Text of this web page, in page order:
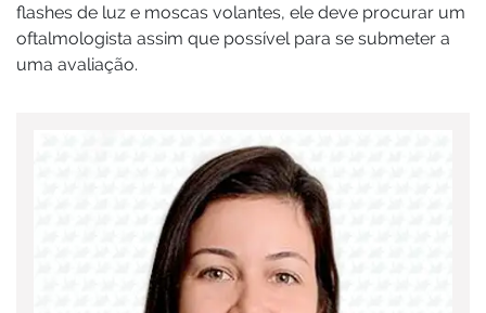
flashes de luz e moscas volantes, ele deve procurar um
oftalmologista assim que possível para se submeter a
uma avaliação.